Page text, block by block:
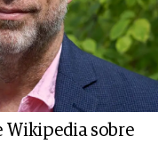
Wikipedia sobre